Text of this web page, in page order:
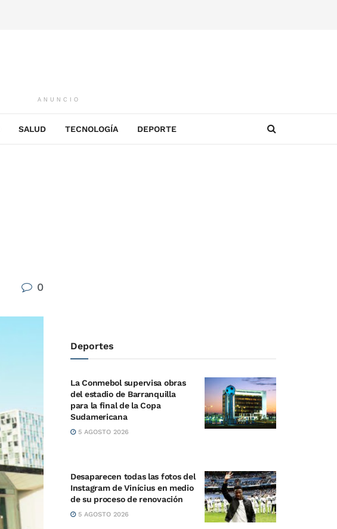
ANUNCIO
SALUD TECNOLOGÍA DEPORTE
0
Deportes
La Conmebol supervisa obras
del estadio de Barranquilla
para la final de la Copa
Sudamericana
5 AGOSTO 2026
Desaparecen todas las fotos del
Instagram de Vinícius en medio
de su proceso de renovación
5 AGOSTO 2026